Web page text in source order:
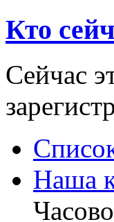
Кто
Сейчас
Наша